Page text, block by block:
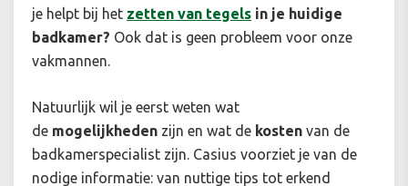
je helpt bij het zetten van tegels in je huidige
badkamer? Ook dat is geen probleem voor onze
vakmannen.
Natuurlijk wil je eerst weten wat
de mogelijkheden zijn en wat de kosten van de
badkamerspecialist zijn. Casius voorziet je van de
nodige informatie: van nuttige tips tot erkend